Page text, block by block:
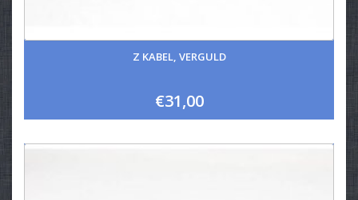
Z KABEL, VERGULD
€31,00